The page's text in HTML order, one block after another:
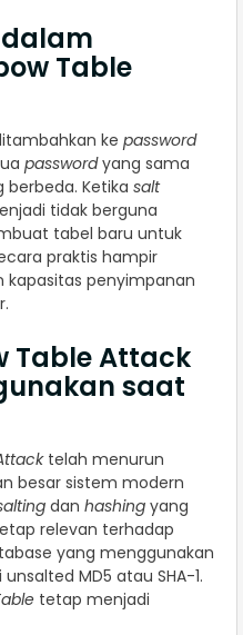
dalam
Table
ke password
passwordyang sama
berbeda. Ketika salt
tidak berguna
tabel baru untuk
praktis hampir
penyimpanan
Table Attack
saat
telah menurun
besar sistem modern
dan hashing yang
relevan terhadap
yang menggunakan
MD5 atau SHA-1.
tetap menjadi